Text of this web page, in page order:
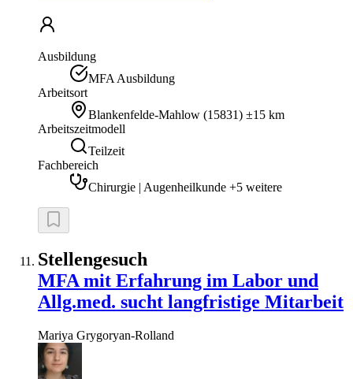
Ausbildung
MFA Ausbildung
Arbeitsort
Blankenfelde-Mahlow (15831) ±15 km
Arbeitszeitmodell
Teilzeit
Fachbereich
Chirurgie | Augenheilkunde +5 weitere
Stellengesuch
MFA mit Erfahrung im Labor und
Allg.med. sucht langfristige Mitarbeit
Mariya Grygoryan-Rolland